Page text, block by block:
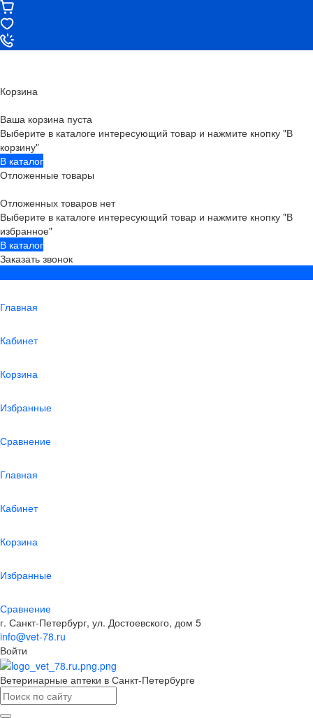
Корзина
Ваша корзина пуста
Выберите в каталоге интересующий товар и нажмите кнопку "В
корзину"
В каталог
Отложенные товары
Отложенных товаров нет
Выберите в каталоге интересующий товар и нажмите кнопку "В
избранное"
В каталог
Заказать звонок
Главная
Кабинет
Корзина
Избранные
Сравнение
Главная
Кабинет
Корзина
Избранные
Сравнение
г. Санкт-Петербург, ул. Достоевского, дом 5
info@vet-78.ru
Войти
Ветеринарные аптеки в Санкт-Петербурге